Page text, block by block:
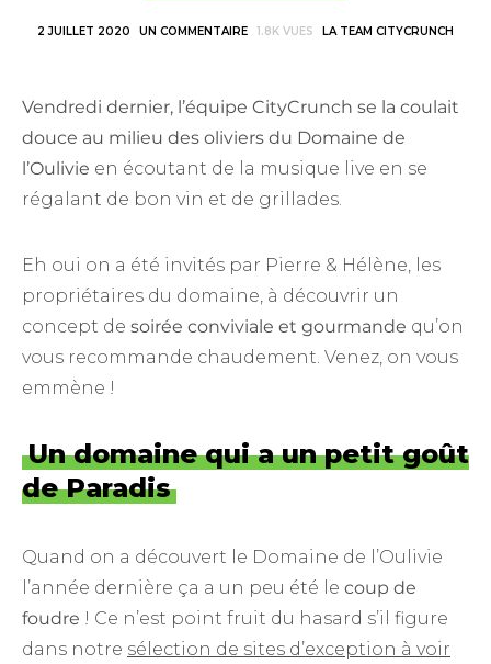
2 JUILLET 2020 UN COMMENTAIRE 1.8K VUES LA TEAM CITYCRUNCH
Vendredi dernier, l’équipe CityCrunch se la coulait
douce au milieu des oliviers du Domaine de
l’Oulivie en écoutant de la musique live en se
régalant de bon vin et de grillades.
Eh oui on a été invités par Pierre & Hélène, les
propriétaires du domaine, à découvrir un
concept de soirée conviviale et gourmande qu’on
vous recommande chaudement. Venez, on vous
emmène !
Un domaine qui a un petit goût
de Paradis
Quand on a découvert le Domaine de l’Oulivie
l’année dernière ça a un peu été le coup de
foudre ! Ce n’est point fruit du hasard s’il figure
dans notre sélection de sites d’exception à voir